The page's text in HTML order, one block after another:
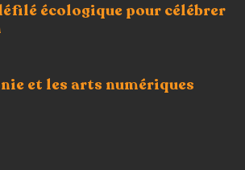
écologique pour célébrer
et les arts numériques